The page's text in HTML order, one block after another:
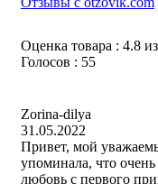
Оценка товара : 4.8
Голосов : 55
Zorina-dilya
31.05.2022
Привет, мой
упоминала, что
любовь с первого